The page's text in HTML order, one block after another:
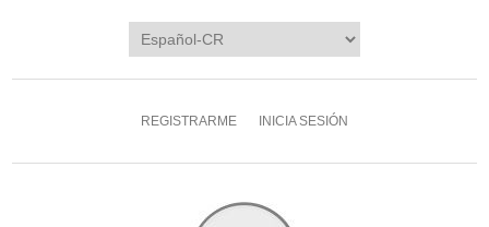
REGISTRARME INICIA SESIÓN